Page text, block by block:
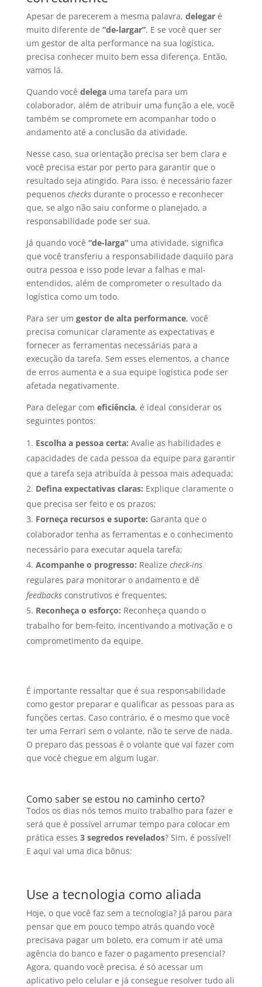
Apesar de parecerem a mesma palavra, delegaré
muito diferente de “de-largar”. E se você quer ser
um gestor de alta performance na sua logística,
precisa conhecer muito bem essa diferença. Então,
vamos lá.
Quando você delegauma tarefa para um
colaborador, além de atribuir uma função a ele, você
também se compromete em acompanhar todo o
andamento até a conclusão da atividade.
Nesse caso, sua orientação precisa ser bem clara e
você precisa estar por perto para garantir que o
resultado seja atingido. Para isso, é necessário fazer
pequenos checks durante o processo e reconhecer
que, se algo não saiu conforme o planejado, a
responsabilidade pode ser sua.
Já quando você “de-larga”uma atividade, significa
que você transferiu a responsabilidade daquilo para
outra pessoa e isso pode levar a falhas e mal-
entendidos, além de comprometer o resultado da
logística como um todo.
Para ser um gestor de alta performance, você
precisa comunicar claramente as expectativas e
fornecer as ferramentas necessárias para a
execução da tarefa. Sem esses elementos, a chance
de erros aumenta e a sua equipe logística pode ser
afetada negativamente.
Para delegar com eficiência, é ideal considerar os
seguintes pontos:
Escolha a pessoa certa: Avalie as habilidades e
capacidades de cada pessoa da equipe para garantir
que a tarefa seja atribuída à pessoa mais adequada;
Defina expectativas claras: Explique claramente o
que precisa ser feito e os prazos;
Forneça recursos e suporte: Garanta que o
colaborador tenha as ferramentas e o conhecimento
necessário para executar aquela tarefa;
Acompanhe o progresso: Realize check-ins
regulares para monitorar o andamento e dê
feedbacks construtivos e frequentes;
Reconheça o esforço: Reconheça quando o
trabalho for bem-feito, incentivando a motivação e o
comprometimento da equipe.
É importante ressaltar que é sua responsabilidade
como gestor preparar e qualificar as pessoas para as
funções certas. Caso contrário, é o mesmo que você
ter uma Ferrari sem o volante, não te serve de nada.
O preparo das pessoas é o volante que vai fazer com
que você chegue em algum lugar.
Como saber se estou no caminho certo?
Todos os dias nós temos muito trabalho para fazer e
será que é possível arrumar tempo para colocar em
prática esses 3 segredos revelados? Sim, é possível!
E aqui vai uma dica bônus:
Use a tecnologia como aliada
Hoje, o que você faz sem a tecnologia? Já parou para
pensar que em pouco tempo atrás quando você
precisava pagar um boleto, era comum ir até uma
agência do banco e fazer o pagamento presencial?
Agora, quando você precisa, é só acessar um
aplicativo pelo celular e já consegue resolver tudo ali